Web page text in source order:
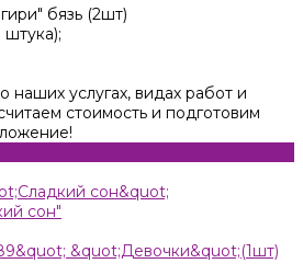
бязь (2шт)
штука);
услугах, видах работ и
стоимость и подготовим
сон"